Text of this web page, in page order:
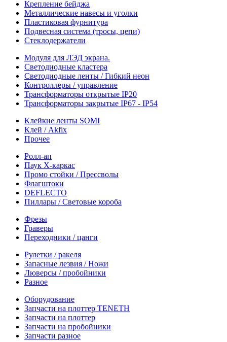
Крепление бейджа
Металлические навесы и уголки
Пластиковая фурнитура
Подвесная система (тросы, цепи)
Стеклодержатели
Модуля для ЛЭД экрана.
Светодиодные кластера
Светодиодные ленты / Гибкий неон
Контроллеры / управление
Трансформаторы открытые IP20
Трансформаторы закрытые IP67 - IP54
Клейкие ленты SOMI
Клей / Akfix
Прочее
Ролл-ап
Паук X-каркас
Промо стойки / Прессволы
Флагштоки
DEFLECTO
Пиллары / Световые короба
Фрезы
Граверы
Переходники / цанги
Рулетки / ракеля
Запасные лезвия / Ножи
Люверсы / пробойники
Разное
Оборудование
Запчасти на плоттер TENETH
Запчасти на плоттер
Запчасти на пробойники
Запчасти разное